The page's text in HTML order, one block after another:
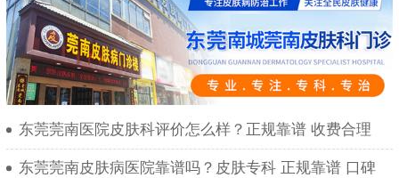
东莞莞南医院皮肤科评价怎么样？正规靠谱 收费合理
东莞莞南皮肤病医院靠谱吗？皮肤专科 正规靠谱 口碑